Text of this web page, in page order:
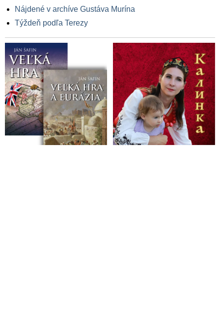
Nájdené v archíve Gustáva Murína
Týždeň podľa Terezy